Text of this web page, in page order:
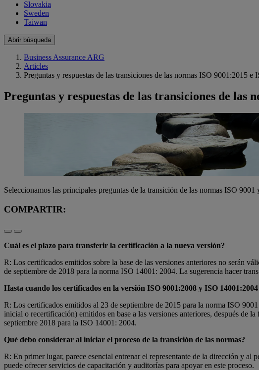
Slovakia
Sweden
Taiwan
Abrir búsqueda
Business Assurance ARG
Articles
Preguntas y respuestas de las transiciones de las normas ISO 9001:2015 e
Preguntas y respuestas de las transiciones de las
Seleccionamos las principales preguntas de la transición de las normas ISO
COMPARTIR:
Cuál es el plazo para transferir la certificación a la nueva versión?
R: Los certificados emitidos sobre la base de las versiones anteriores no serán
de septiembre de 2018 para la norma ISO 14001: 2004. La sugerencia hacer
Hasta cuando los certificados en la versión ISO 9001:2008 y ISO
R: Los certificados emitidos al 23 de septiembre de 2015 para la norma ISO
inicial o recertificación) emitidos en base a las versiones anteriores, después de
septiembre 2018 para la ISO 14001: 2004.
Qué debo considerar al iniciar el proceso de la transición de las normas?
R: En primer lugar, parece esencial entrenar el representante de la dirección y al
puede ofrecer servicios de capacitación y auditorías para apoyar en este proceso.